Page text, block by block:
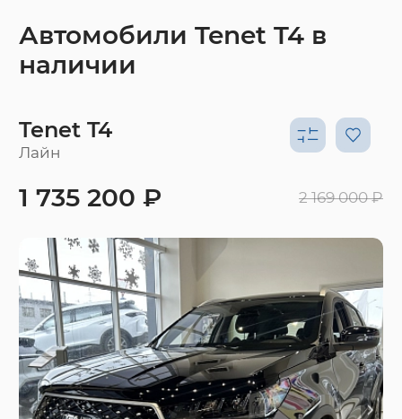
Автомобили Tenet T4 в
наличии
Tenet T4
Лайн
1 735 200 ₽ 2 169 000 ₽